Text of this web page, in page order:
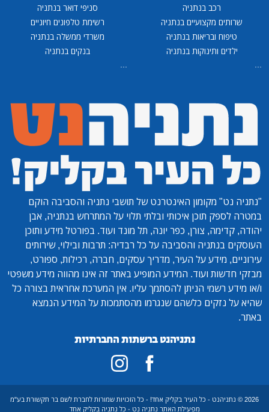
רכב בנתניה
שרותים מקצועיים בנתניה
טיפוח ובריאות בנתניה
ילדים ותינוקות בנתניה
...
סניפי דואר בנתניה
רשימת טלפונים חיוניים
משרדי ממשלה בנתניה
בנקים בנתניה
...
"נתניה נט" מקומון האינטרנט של תושבי נתניה והסביבה הוקם
במטרה לספק תוכן איכותי ובלתי תלוי על המתרחש בנתניה, אבן
יהודה, קדימה, צורן, כפר יונה, תל מונד ועוד. בפורטל מידע ותוכן
העוסקים בנתניה והסביבה על כל רבדיה: תרבות ובילוי, שירותים
עירוניים, מידע על העיר, מדריך עסקים, חברה, רכילות, ספורט,
מבזקי חדשות ועוד. המידע המופיע באתר זה אינו מהווה מידע משפטי
ו/או מידע רשמי הניתן להסתמך עליו. אין המערכת אחראית בצורה כל
שהיא על נזקים כלשהם שנגרמו מהסתמכות על המידע הנמצא
באתר.
נתניהנט ברשתות החברתיות
2026 © נתניהנט - כל העיר בקליק אחד! - כל הזכויות שמורות לחברת לשם בר תקשורת בע"מ
מפעילת האתר נתניה נט - כל נתניה בקליק אחד